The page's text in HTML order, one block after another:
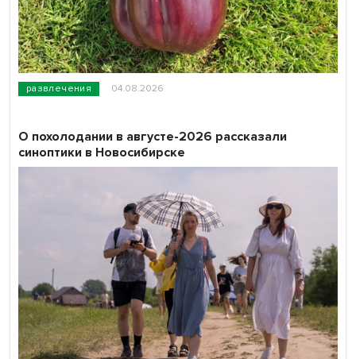
развлечения 04.08.2026
О похолодании в августе-2026 рассказали
синоптики в Новосибирске